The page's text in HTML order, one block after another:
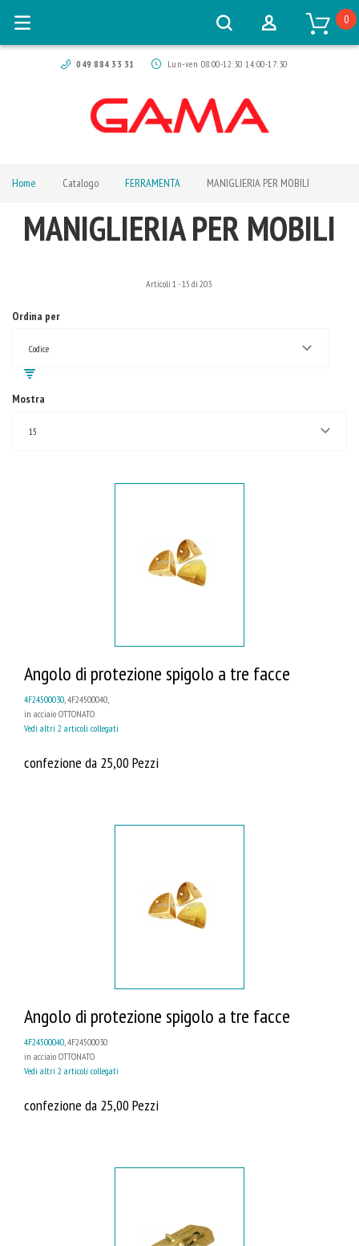
049 884 33 31 Lun-ven 08:00-12:30 14:00-17:30
0
Home Catalogo FERRAMENTA MANIGLIERIA PER MOBILI
MANIGLIERIA PER MOBILI
Ordina per
Codice
Articoli 1 -15 di 203
Mostra
15
Angolo di protezione spigolo a tre facce
4F24500030, 4F24500040,
in acciaio OTTONATO
Vedi altri 2 articoli collegati
confezione da 25,00 Pezzi
Angolo di protezione spigolo a tre facce
4F24500040 , 4F24500030
in acciaio OTTONATO
Vedi altri 2 articoli collegati
confezione da 25,00 Pezzi